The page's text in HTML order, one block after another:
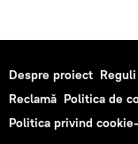
Despre proiect
Reclamă Politica de
Politica privind